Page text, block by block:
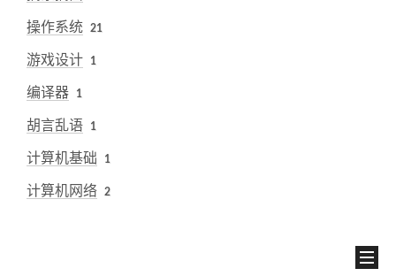
操作系统 21
游戏设计 1
编译器 1
胡言乱语 1
计算机基础 1
计算机网络 2